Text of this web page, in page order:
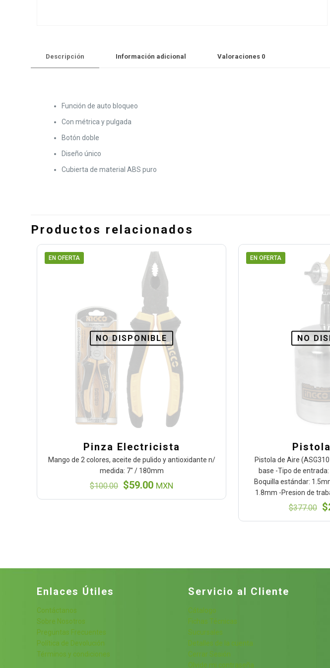
Descripción Información adicional Valoraciones 0
Función de auto bloqueo
Con métrica y pulgada
Botón doble
Diseño único
Cubierta de material ABS puro
Productos relacionados
EN OFERTA
NO DISPONIBLE
Pinza Electricista
Mango de 2 colores, aceite de pulido y antioxidante n/
medida: 7″ / 180mm
$100.00 El
$59.00ElMXN
EN OFERTA
NO
Pistola de Aire
base -Tipo de
Boquilla estándar:
1.8mm -Presion de
$377.00 El
$
Enlaces Útiles
Contáctanos
Sobre Nosotros
Preguntas Frecuentes
Política de Devolución
Términos y condiciones
Servicio al Cliente
Cátalogo
Fichas Técnicas
Sucursales
Detalles de la cuenta
Cerrar Sesión
Olvide mi contraseña